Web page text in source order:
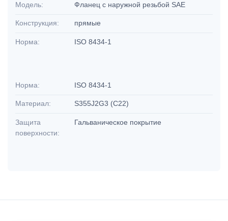
Модель: Фланец с наружной резьбой SAE
Конструкция: прямые
Норма: ISO 8434-1
Норма: ISO 8434-1
Материал: S355J2G3 (C22)
Защита
поверхности:
Гальваническое покрытие